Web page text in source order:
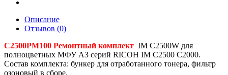
Описание
Отзывов (0)
C2500PM100 Ремонтный комплект IM C2500W для
полноцветных МФУ A3 серий RICOH IM C2500 C2000.
Состав комплекта: бункер для отработанного тонера, фильтр
озоновый в сборе.